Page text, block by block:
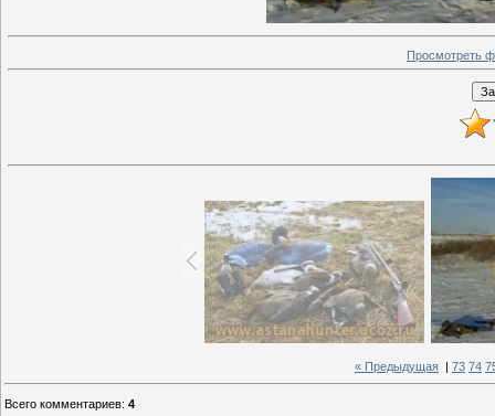
Просмотреть
« Предыдущая 73 74
Всего комментариев: 4